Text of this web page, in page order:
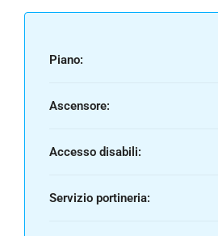
Piano:
Ascensore:
Accesso disabili:
Servizio portineria: